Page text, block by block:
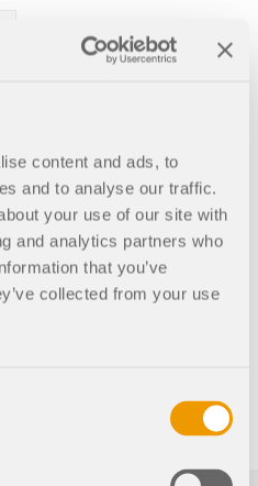
content and ads, to
and to analyse our traffic.
your use of our site with
and analytics partners who
that you’ve
collected from your use
di carico. È possibile
nelle combinazioni di
dei fattori
sicurezza parziale e di
alle classi di
le
con le espressioni di
possibile eseguire il calcolo
alla struttura deformata o